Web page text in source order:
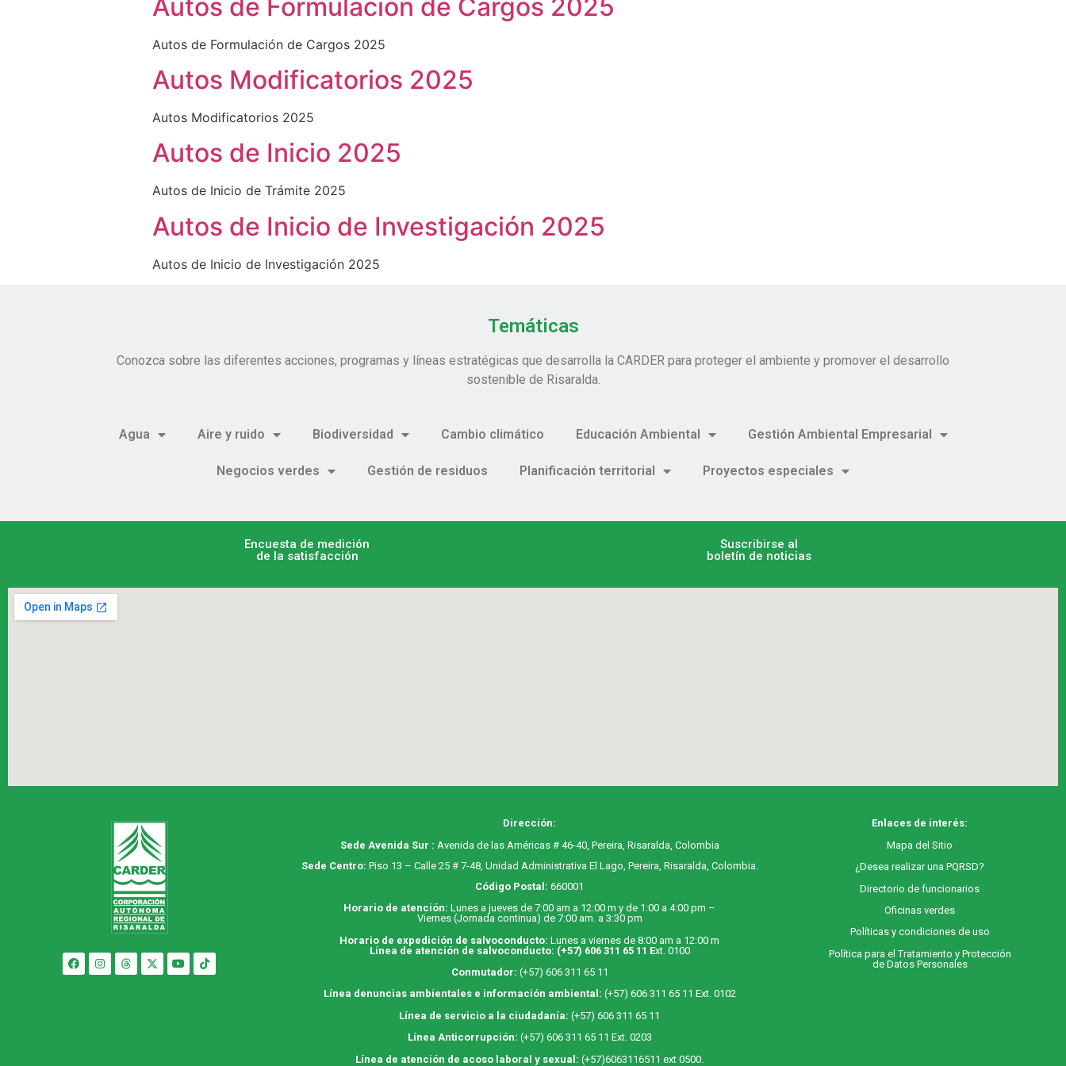
Autos de Formulación de Cargos 2025
Autos de Formulación de Cargos 2025
Autos Modificatorios 2025
Autos Modificatorios 2025
Autos de Inicio 2025
Autos de Inicio de Trámite 2025
Autos de Inicio de Investigación 2025
Autos de Inicio de Investigación 2025
Temáticas
Conozca sobre las diferentes acciones, programas y líneas estratégicas que desarrolla la CARDER para proteger el ambiente y promover el desarrollo
sostenible de Risaralda.
Agua Aire y ruido Biodiversidad Cambio climático Educación Ambiental Gestión Ambiental Empresarial
Negocios verdes Gestión de residuos Planificación territorial Proyectos especiales
Encuesta de medición
de la satisfacción
Suscribirse al
boletín de noticias
Dirección:
Sede Avenida Sur : Avenida de las Américas # 46-40, Pereira, Risaralda, Colombia
Sede Centro: Piso 13 – Calle 25 # 7-48, Unidad Administrativa El Lago, Pereira, Risaralda, Colombia.
Código Postal: 660001
Horario de atención:Lunes a jueves de 7:00 am a 12:00 m y de 1:00 a 4:00 pm –
Viernes (Jornada continua) de 7:00 am. a 3:30 pm
Horario de expedición de salvoconducto:Lunes a viernes de 8:00 am a 12:00 m
Línea de atención de salvoconducto: (+57) 606 311 65 11 Ext. 0100
Conmutador: (+57) 606 311 65 11
Línea denuncias ambientales e información ambiental: (+57) 606 311 65 11 Ext. 0102
Línea de servicio a la ciudadanía: (+57) 606 311 65 11
Línea Anticorrupción: (+57) 606 311 65 11 Ext. 0203
Línea de atención de acoso laboral y sexual: (+57)6063116511 ext 0500.
Enlaces de interés:
Mapa del Sitio
¿Desea realizar una PQRSD?
Directorio de funcionarios
Oficinas verdes
Políticas y condiciones de uso
Política para el Tratamiento y Protección
de Datos Personales